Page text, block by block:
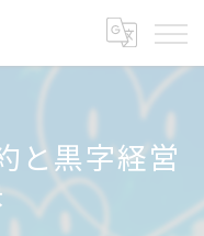
と黒字経営